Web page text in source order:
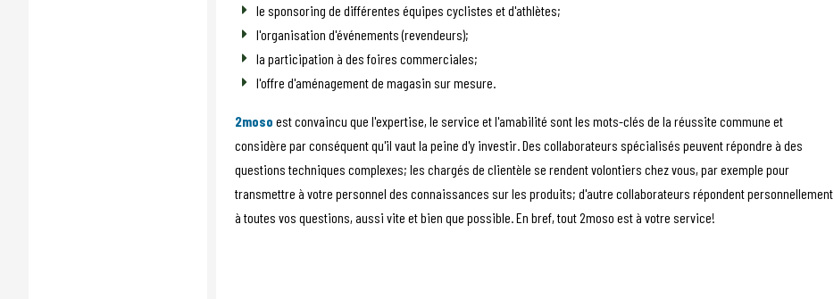
le sponsoring de différentes équipes cyclistes et d'athlètes;
l'organisation d'événements (revendeurs);
la participation à des foires commerciales;
l'offre d'aménagement de magasin sur mesure.
2moso est convaincu que l'expertise, le service et l'amabilité sont les mots-clés de la réussite commune et
considère par conséquent qu'il vaut la peine d'y investir. Des collaborateurs spécialisés peuvent répondre à des
questions techniques complexes; les chargés de clientèle se rendent volontiers chez vous, par exemple pour
transmettre à votre personnel des connaissances sur les produits; d'autre collaborateurs répondent personnellement
à toutes vos questions, aussi vite et bien que possible. En bref, tout 2moso est à votre service!